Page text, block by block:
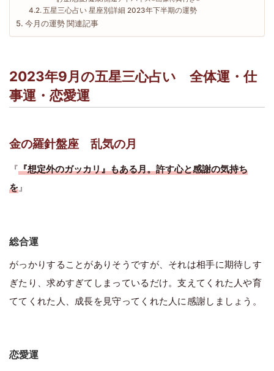
五星三心占い 星座別詳細 2023年下半期の運勢
今月の運勢 関連記事
2023年9月の五星三心占い 全体運・仕
事運・恋愛運
金の羅針盤座 乱気の月
『『想定外のガッカリ』もある月。許す心と感謝の気持ち
を』
総合運
がっかりすることがありそうですが、それは相手に期待しす
ぎたり、求めすぎてしまっているだけ。支えてくれた人や育
ててくれた人、成長を見守ってくれた人に感謝しましょう。
恋愛運